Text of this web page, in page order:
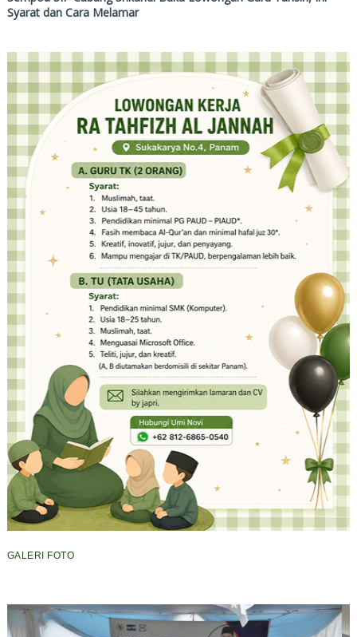
Syarat dan Cara Melamar
GALERI FOTO